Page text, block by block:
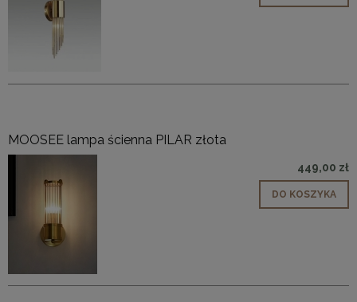
MOOSEE lampa ścienna PILAR złota
449,00 zł
DO KOSZYKA